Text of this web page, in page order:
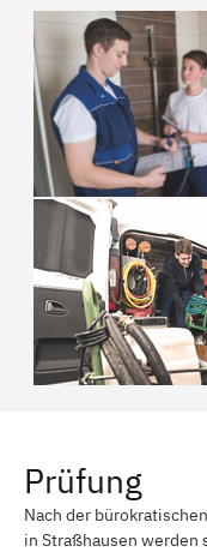
Prüfung
Nach der
in Straßhausen werden